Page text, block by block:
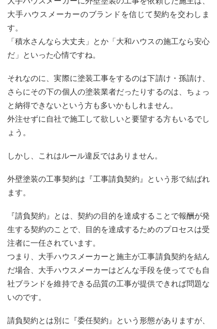
大手ハウスメーカーのブランドを信じて契約を交わしま
す。
「積水さんなら大丈夫」とか「大和ハウスの施工なら安心
だ」といった心情ですね。
それなのに、実際に塗装工事をするのは下請け・孫請け、
さらにその下の個人の塗装業者だったりするのは、ちょっ
と納得できないという方も多いかもしれません。
外注せずに自社で施工して欲しいと要望する方もいるでし
ょう。
しかし、これはルール違反ではありません。
外壁塗装の工事契約は『工事請負契約』という形で結ばれ
ます。
『請負契約』とは、契約の目的を達成することで報酬が発
生する契約のことで、目的を達成するためのプロセスは受
注者に一任されています。
つまり、大手ハウスメーカーと施主が工事請負契約を結ん
だ場合、大手ハウスメーカーはどんな手段を使ってでも自
社ブランドを維持できる品質の工事が提供できれば問題な
いのです。
請負契約とは別に『委任契約』という形態がありますが、